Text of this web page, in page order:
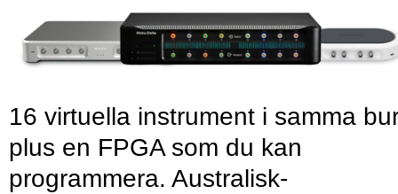
16 virtuella instrument i samma
plus en FPGA som du kan
programmera. Australisk-